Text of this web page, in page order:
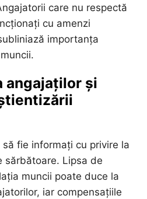
care nu respectă
cu amenzi
importanța
angajaților și
fie informați cu privire la
sărbătoare. Lipsa de
muncii poate duce la
iar compensațiile